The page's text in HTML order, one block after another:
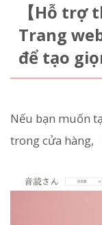
【Hỗ trợ
Trang
để tạo
Nếu bạn muốn
trong cửa hàng,